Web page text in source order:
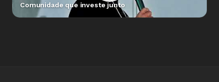
Comunidade que investe junto